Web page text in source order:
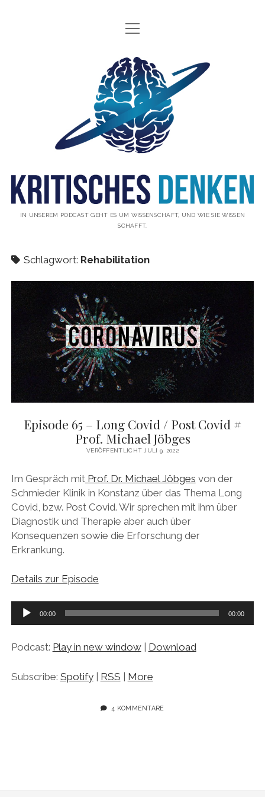
INFO
ÜBER UNS
WAS IST KRITISCHES DENKEN?
GÄSTE
THEMEN
UNTERSTÜTZUNG
KONTAKT
DAS BUCH ZUM PODCAST
facebook
linkedinyoutube mastodon
patreonspotify
Menü
öffnen
Kritisches
Podcast
IN UNSEREM PODCAST GEHT ES UM WISSENSCHAFT, UND WIE SIE WISSEN
SCHAFFT.
Schlagwort: Rehabilitation
Episode 65 – Long Covid / Post Covid #
Prof. Michael Jöbges
VERÖFFENTLICHT JULI 9, 2022
Im Gespräch mitProf. Dr. Michael Jöbges von der
Schmieder Klinik in Konstanz über das Thema Long
Covid, bzw. Post Covid. Wir sprechen mit ihm über
Diagnostik und Therapie aber auch über
Konsequenzen sowie die Erforschung der
Erkrankung.
Details zur Episode
Audio-
00:00 00:00
Podcast: Play in new window| Download
Subscribe: Spotify| RSS | More
4 KOMMENTARE